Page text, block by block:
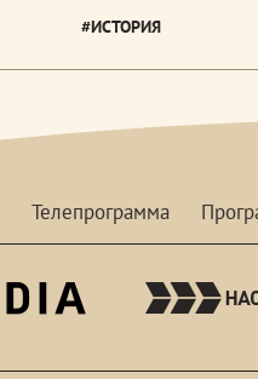
#ИСТОРИЯ
Телепрограмма